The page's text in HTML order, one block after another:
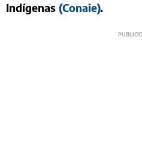
Indígenas (Conaie).